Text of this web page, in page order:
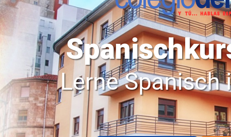
Lerne Spanisch